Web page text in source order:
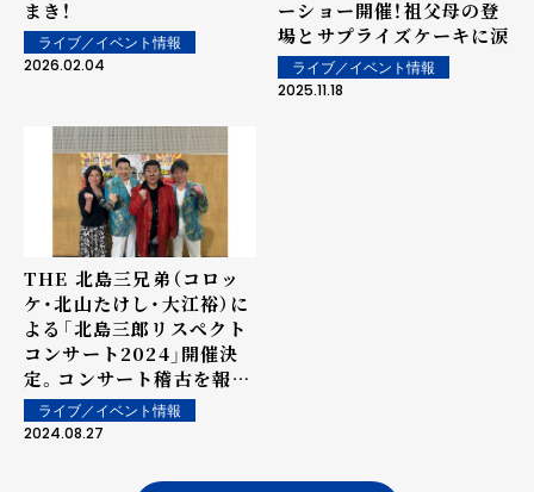
まき！
ライブ／イベント情報
2026.02.04
ーショー開催！祖父母の登
場とサプライズケーキに涙
ライブ／イベント情報
2025.11.18
THE 北島三兄弟（コロッ
ケ・北山たけし・大江裕）に
よる「北島三郎リスペクト
コンサート2024」開催決
定。コンサート稽古を報道
陣に公開！
ライブ／イベント情報
2024.08.27